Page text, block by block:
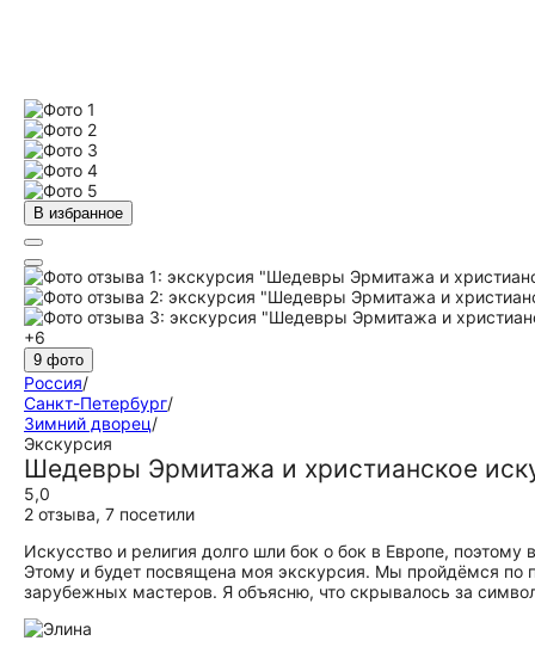
В избранное
+6
9 фото
Россия/
Санкт-Петербург/
Зимний дворец/
Экскурсия
Шедевры Эрмитажа и христианское
5,0
2 отзыва, 7 посетили
Искусство и религия долго шли бок о бок в Европе,
Этому и будет посвящена моя экскурсия. Мы пройдёмся
зарубежных мастеров. Я объясню, что скрывалось за